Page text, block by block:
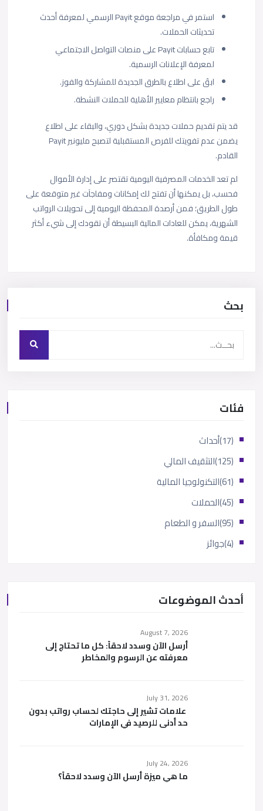
استمر في مراجعةموقع Payit الرسمي
لمعرفة أحدث
تحديثات الحملات.
تابع حسابات Payit على منصات التواصل الاجتماعي
لمعرفة الإعلانات الرسمية.
ابقَ على اطلاع بالطرق الجديدة للمشاركة والفوز.
راجع بانتظام معايير الأهلية للحملات النشطة.
قد يتم تقديم حملات جديدة بشكل دوري، والبقاء على اطلاع
يضمن عدم تفويتك للفرص المستقبلية لتصبح مليونير Payit
القادم.
لم تعد الخدمات المصرفية اليومية تقتصر على إدارة الأموال
فحسب، بل يمكنها أن تفتح لك إمكانات ومفاجآت غير متوقعة على
طول الطريق؛ فمن أرصدة المحفظة اليومية إلى تحويلات الرواتب
الشهرية، يمكن للعادات المالية البسيطة أن تقودك إلى شيء أكثر
قيمة ومكافأة.
بحث
فئات
أحداث
(17)
التثقيف المالي
(125)
التكنولوجيا المالية
(61)
الحملات
(45)
السفر و الطعام
(95)
جوائز (4)
أحدث الموضوعات
August 7, 2026
أرسل الآن وسدد لاحقاً: كل ما تحتاج إلى
معرفته عن الرسوم والمخاطر
July 31, 2026
علامات تشير إلى حاجتك لحساب رواتب بدون
حد أدنى للرصيد في الإمارات
July 24, 2026
ما هي ميزة أرسل الآن وسدد لاحقاً؟